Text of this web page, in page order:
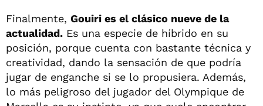
Finalmente, Gouiri es el clásico nueve de la
actualidad. Es una especie de híbrido en su
posición, porque cuenta con bastante técnica y
creatividad, dando la sensación de que podría
jugar de enganche si se lo propusiera. Además,
lo más peligroso del jugador del Olympique de